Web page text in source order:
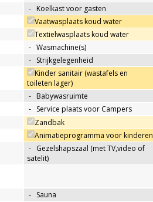
- Koelkast voor gasten
Vaatwasplaats koud water
Textielwasplaats koud water
- Wasmachine(s)
- Strijkgelegenheid
Kinder sanitair (wastafels en
toileten lager)
- Babywasruimte
- Service plaats voor Campers
Zandbak
Animatieprogramma voor kinderen
- Gezelshapszaal (met TV,video of
satelit)
- Sauna